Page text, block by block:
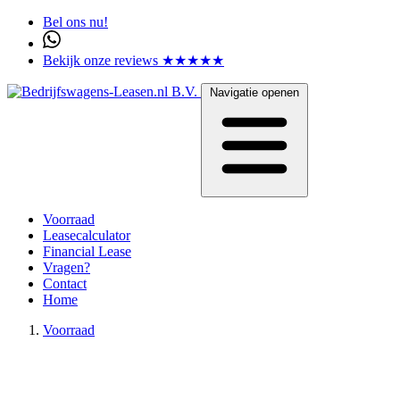
Bel ons nu!
Bekijk onze reviews ★★★★★
Navigatie openen
Voorraad
Leasecalculator
Financial Lease
Vragen?
Contact
Home
Voorraad